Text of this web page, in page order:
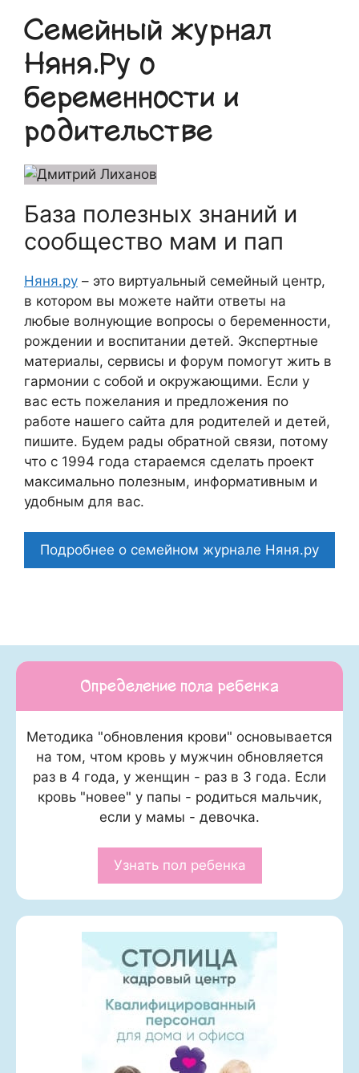
Семейный журнал
Няня.Ру о
беременности и
родительстве
База полезных знаний и
сообщество мам и пап
Няня.ру – это виртуальный семейный центр,
в котором вы можете найти ответы на
любые волнующие вопросы о беременности,
рождении и воспитании детей. Экспертные
материалы, сервисы и форум помогут жить в
гармонии с собой и окружающими. Если у
вас есть пожелания и предложения по
работе нашего сайта для родителей и детей,
пишите. Будем рады обратной связи, потому
что c 1994 года стараемся сделать проект
максимально полезным, информативным и
удобным для вас.
Подробнее о семейном журнале Няня.ру
Определение пола ребенка
Методика "обновления крови" основывается
на том, чтом кровь у мужчин обновляется
раз в 4 года, у женщин - раз в 3 года. Если
кровь "новее" у папы - родиться мальчик,
если у мамы - девочка.
Узнать пол ребенка